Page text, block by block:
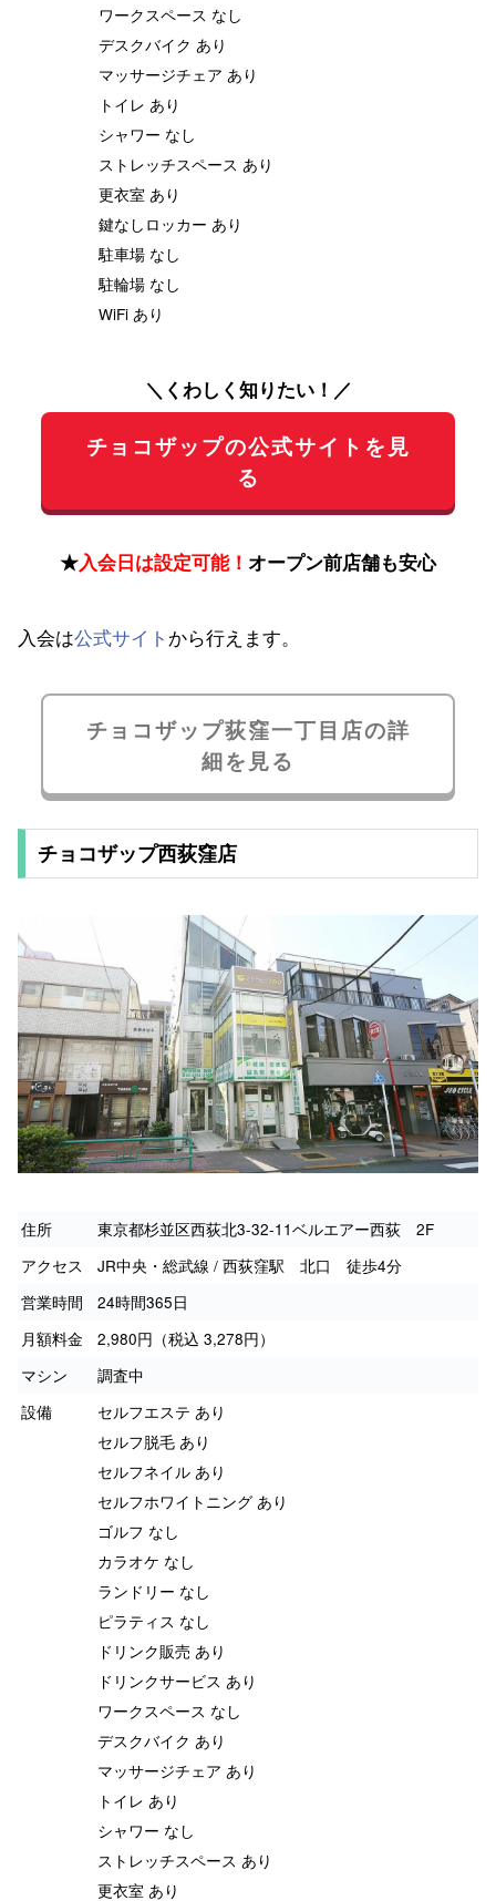
ワークスペース なし
デスクバイク あり
マッサージチェア あり
トイレ あり
シャワー なし
ストレッチスペース あり
更衣室 あり
鍵なしロッカー あり
駐車場 なし
駐輪場 なし
WiFi あり
＼くわしく知りたい！／
チョコザップの公式サイトを見
る
★入会日は設定可能！ オープン前店舗も安心
入会は公式サイト から行えます。
チョコザップ荻窪一丁目店の詳
細を見る
チョコザップ西荻窪店
住所
東京都杉並区西荻北3-32-11ベルエアー西荻 2F
アクセス
JR中央・総武線 / 西荻窪駅 北口 徒歩4分
営業時間
24時間365日
月額料金
2,980円（税込 3,278円）
マシン
調査中
設備
セルフエステ あり
セルフ脱毛 あり
セルフネイル あり
セルフホワイトニング あり
ゴルフ なし
カラオケ なし
ランドリー なし
ピラティス なし
ドリンク販売 あり
ドリンクサービス あり
ワークスペース なし
デスクバイク あり
マッサージチェア あり
トイレ あり
シャワー なし
ストレッチスペース あり
更衣室 あり